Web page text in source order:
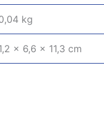
kg
× 6,6 × 11,3 cm